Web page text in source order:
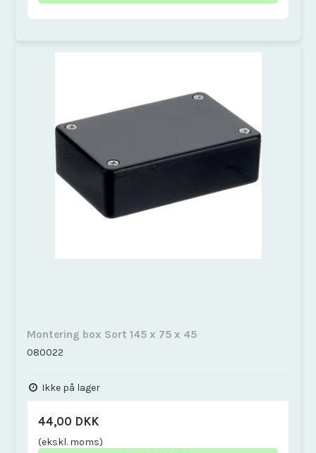
Montering box Sort 145 x 75 x 45
080022
Ikke på lager
44,00 DKK
(ekskl. moms)